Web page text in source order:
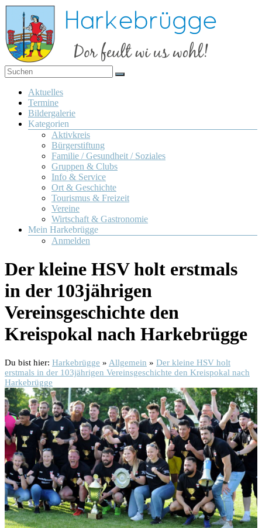
Zum
Inhalt
springen
Harkebrügge
Dor
feult
wi us
wohl!
Menü
Aktuelles
Termine
Bildergalerie
Kategorien
Aktivkreis
Bürgerstiftung
Familie / Gesundheit / Soziales
Gruppen & Clubs
Info & Service
Ort & Geschichte
Tourismus & Freizeit
Vereine
Wirtschaft & Gastronomie
Mein Harkebrügge
Anmelden
Der kleine HSV holt erstmals
in der 103jährigen
Vereinsgeschichte den
Kreispokal nach Harkebrügge
Du bist hier: Harkebrügge » Allgemein » Der kleine HSV holt
erstmals in der 103jährigen Vereinsgeschichte den Kreispokal nach
Harkebrügge